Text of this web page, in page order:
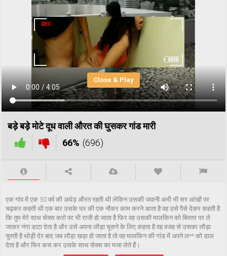
Close & Play
बड़े बड़े मोटे दूध वाली औरत की घुसकर गांड मारी
66% (696)
एक गांव में एक 50 वर्ष की अधेड़ औरत रहती थी लेकिन उसकी जवानी अभी भी सर आंखों पर
चढ़कर कहती थी एक बार उसके घर की एक नौकर काम करने आता है वह उसे पैसे देकर कहती है
कि तुम मेरे साथ सेक्स करो पर भी राजी हो जाता है फिर वह उसकी मालकिन को बिस्तर पर ले
जाकर नंगा डाटा देता है और उसे अपना लौड़ा चूसने के लिए कहता है वह वजह से उसका लौड़ा
चुस्ती है थोड़ी देर बाद जब लौड़ा खड़ा हो जाता है तो वह मालकिन की गांड में अपने ल** को डाल
देता है और फिर कस कर उसके साथ सेक्स का मजा लेते हैं।